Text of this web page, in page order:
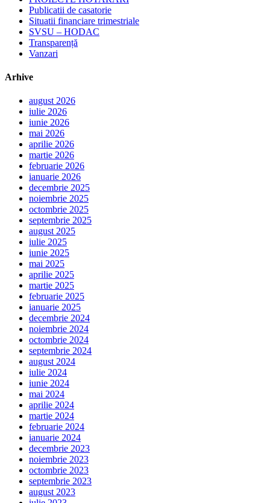
Publicatii de casatorie
Situatii financiare trimestriale
SVSU – HODAC
Transparență
Vanzari
Arhive
august 2026
iulie 2026
iunie 2026
mai 2026
aprilie 2026
martie 2026
februarie 2026
ianuarie 2026
decembrie 2025
noiembrie 2025
octombrie 2025
septembrie 2025
august 2025
iulie 2025
iunie 2025
mai 2025
aprilie 2025
martie 2025
februarie 2025
ianuarie 2025
decembrie 2024
noiembrie 2024
octombrie 2024
septembrie 2024
august 2024
iulie 2024
iunie 2024
mai 2024
aprilie 2024
martie 2024
februarie 2024
ianuarie 2024
decembrie 2023
noiembrie 2023
octombrie 2023
septembrie 2023
august 2023